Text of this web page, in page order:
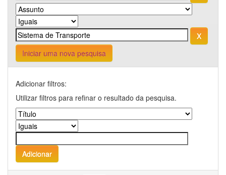
Iniciar uma nova pesquisa
Adicionar filtros:
Utilizar filtros para refinar o resultado da pesquisa.